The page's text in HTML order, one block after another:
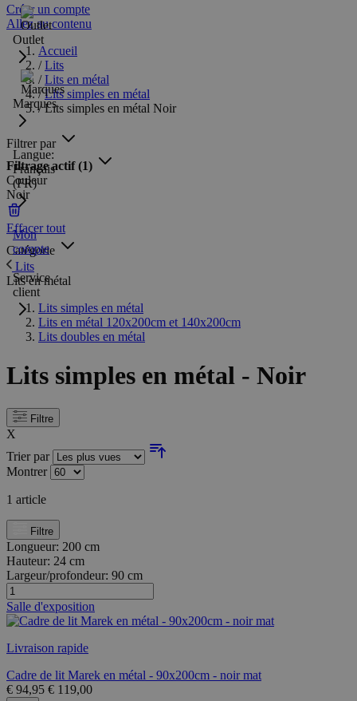
Outlet
Marques
Langue:
Français
(FR)
Mon
compte
Service
client
Créer un compte
Allez au contenu
Accueil
/ Lits
/ Lits en métal
/ Lits simples en métal
/ Lits simples en métal Noir
Filtrer par
Filtrage actif(1)
Couleur
Noir
Effacer tout
Catégorie
Lits
Lits en métal
Lits simples en métal
Lits en métal 120x200cm et 140x200cm
Lits doubles en métal
Lits simples en métal - Noir
Filtre
X
Trier par
Montrer
1 article
Filtre
Longueur: 200 cm
Hauteur: 24 cm
Largeur/profondeur: 90 cm
Salle d'exposition
Livraison rapide
Cadre de lit Marek en métal - 90x200cm - noir mat
€ 94,95 € 119,00